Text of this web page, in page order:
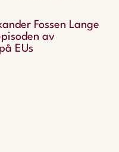
Fossen Lange
av
EUs